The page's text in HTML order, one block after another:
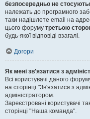
безпосередньо не
належать до програмного
таки надішлете email на
цього форуму третьою
будь-якої відповіді взагалі.
Догори
Як мені зв'язатися з
Всі користувачі даного
на сторінці "Зв'язатися з
адміністратором.
Зареєстровані користувачі
сторінці "Наша команда".